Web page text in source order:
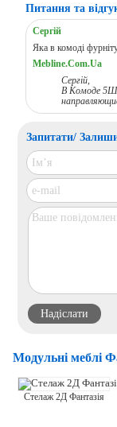
Питання та
Сергій
Яка в комоді
Mebline.Com.Ua
Сергій,
В Комоде 5Ш
Запитати/
Модульні меблі
Стелаж 2Д Фантазія